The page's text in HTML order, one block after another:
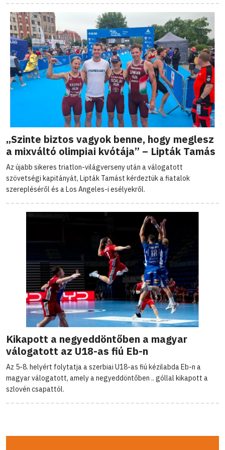
„Szinte biztos vagyok benne, hogy meglesz
a mixváltó olimpiai kvótája” – Lipták Tamás
Az újabb sikeres triatlon-világverseny után a válogatott
szövetségi kapitányát, Lipták Tamást kérdeztük a fiatalok
szerepléséről és a Los Angeles-i esélyekről.
Kikapott a negyeddöntőben a magyar
válogatott az U18-as fiú Eb-n
Az 5-8. helyért folytatja a szerbiai U18-as fiú kézilabda Eb-n a
magyar válogatott, amely a negyeddöntőben .. góllal kikapott a
szlovén csapattól.